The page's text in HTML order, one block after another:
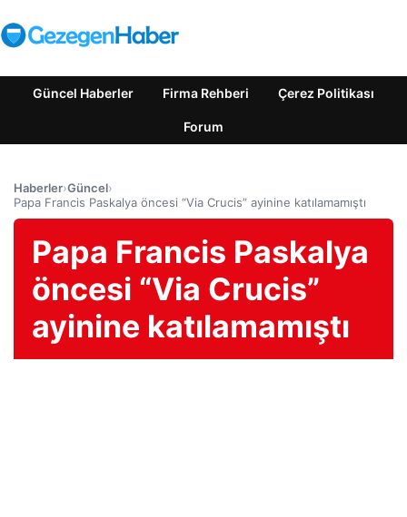
Güncel Haberler Firma Rehberi Çerez Politikası
Forum
Haberler›Güncel›
Papa Francis Paskalya öncesi “Via Crucis” ayinine katılamamıştı
Papa Francis Paskalya
öncesi “Via Crucis”
ayinine katılamamıştı